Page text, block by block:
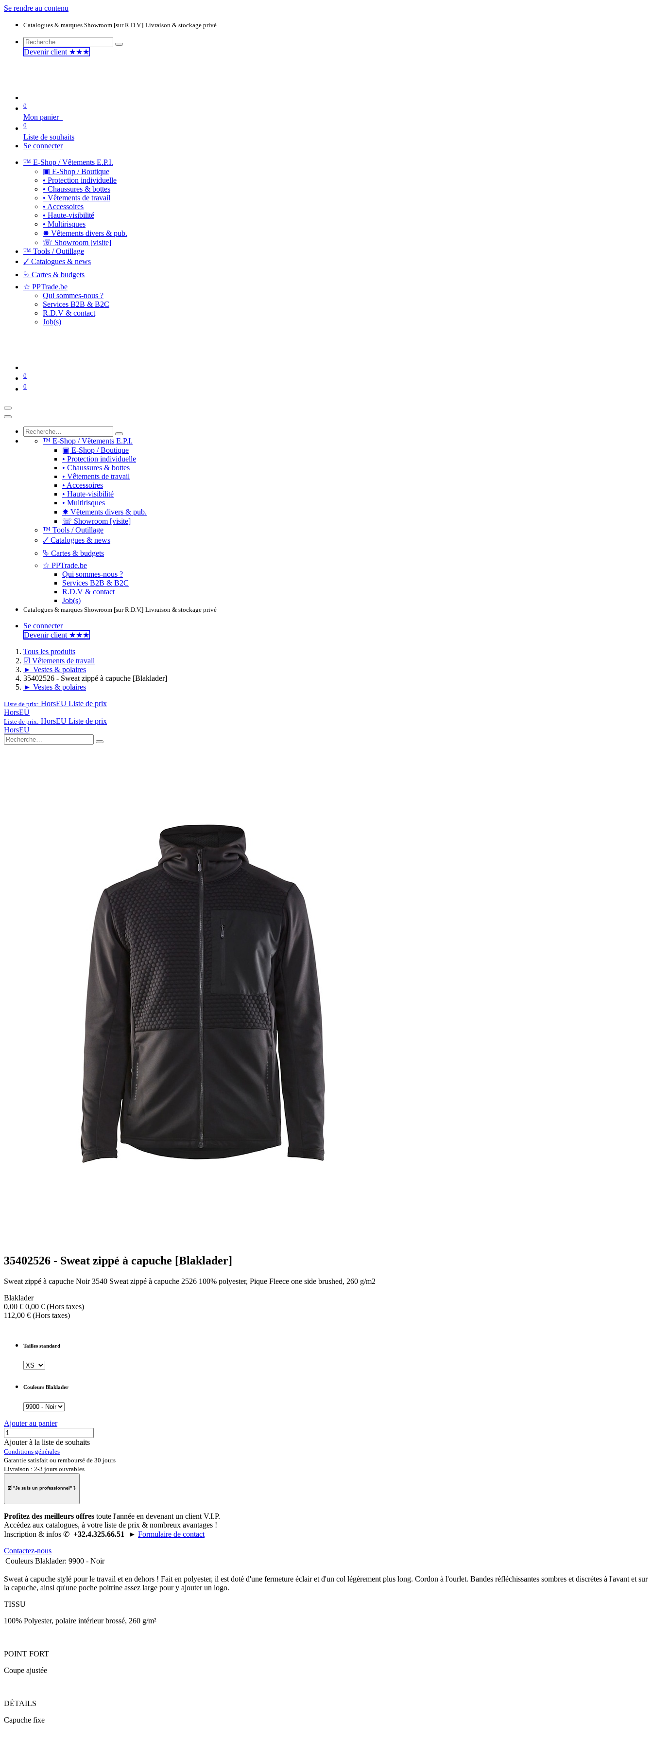
Se rendre au contenu
Catalogues & marques Showroom [sur R.D.V.] Livraison & stockage privé
Devenir clie​​​​​​nt ★★★
0
Mon panier
0
Liste de souhaits
Se connecter
™ E-Shop / Vêtements E.P.I.
▣ E-Shop / Boutique
• Protection individuelle
• Chaussures & bottes
• Vêtements de travail
• Accessoires
• Haute-visibilité
• Multirisques
✸ Vêtements divers & pub.
☏ Showroom [visite]
™ Tools / Outillage
🗸 Catalogues & news
⮱ Cartes & budgets
☆ PPTrade.be
Qui sommes-nous ?
Services B2B & B2C
R.D.V & contact
Job(s)
0
0
™ E-Shop / Vêtements E.P.I.
▣ E-Shop / Boutique
• Protection individuelle
• Chaussures & bottes
• Vêtements de travail
• Accessoires
• Haute-visibilité
• Multirisques
✸ Vêtements divers & pub.
☏ Showroom [visite]
™ Tools / Outillage
🗸 Catalogues & news
⮱ Cartes & budgets
☆ PPTrade.be
Qui sommes-nous ?
Services B2B & B2C
R.D.V & contact
Job(s)
Catalogues & marques Showroom [sur R.D.V.] Livraison & stockage privé
Se connecter
Devenir clie​​​​​​nt ★★★
Tous les produits
☑ Vêtements de travail
► Vestes & polaires
35402526 - Sweat zippé à capuche [Blaklader]
► Vestes & polaires
Liste de prix: HorsEU Liste de prix
HorsEU
Liste de prix: HorsEU Liste de prix
HorsEU
35402526 - Sweat zippé à capuche [Blaklader]
Sweat zippé à capuche Noir 3540 Sweat zippé à capuche 2526 100% polyester, Pique Fleece one side brushed, 260 g/m2
Blaklader
0,00 € 0,00€ (Hors taxes)
112,00 € (Hors taxes)
Tailles standard
Couleurs Blaklader
Ajouter au panier
Ajouter à la liste de souhaits
Conditions générales
Garantie satisfait ou remboursé de 30 jours
Livraison : 2-3 jours ouvrables
🗹 "Je suis un professionnel " ⤵
Profitez des meilleurs offres toute l'année en devenant un client V.I.P.
Accédez aux catalogues, à votre liste de prix & nombreux avantages !
Inscription & infos ✆ +32.4.325.66.51 ► Formulaire de contact
Contactez-nous
Couleurs Blaklader: 9900 - Noir
Sweat à capuche stylé pour le travail et en dehors ! Fait en polyester, il est doté d'une fermeture éclair et d'un col légèrement plus long. Cordon à l'ourlet. Bandes réfléchissantes sombres et discrètes à l'avant et sur
la capuche, ainsi qu'une poche poitrine assez large pour y ajouter un logo.
TISSU
100% Polyester, polaire intérieur brossé, 260 g/m²
POINT FORT
Coupe ajustée
DÉTAILS
Capuche fixe